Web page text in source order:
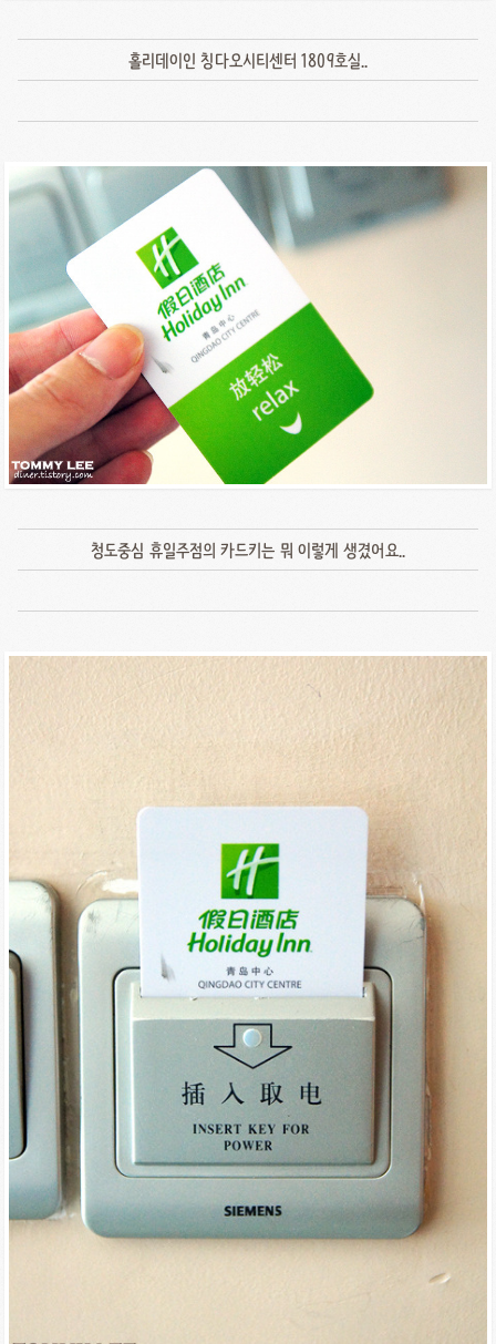
홀리데이인 칭다오시티센터 1809호실..
청도중심 휴일주점의 카드키는 뭐 이렇게 생겼어요..